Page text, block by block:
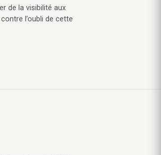
de la visibilité aux
l’oubli de cette